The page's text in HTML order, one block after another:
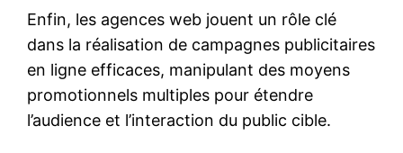
Enfin, les agences web jouent un rôle clé
dans la réalisation de campagnes publicitaires
en ligne efficaces, manipulant des moyens
promotionnels multiples pour étendre
l’audience et l’interaction du public cible.